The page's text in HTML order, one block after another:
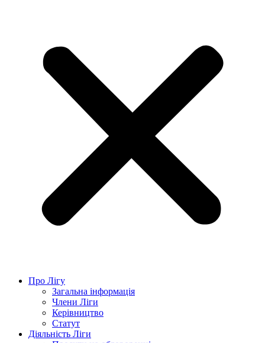
Про Лігу
Загальна інформація
Члени Ліги
Керівництво
Статут
Діяльність Ліги